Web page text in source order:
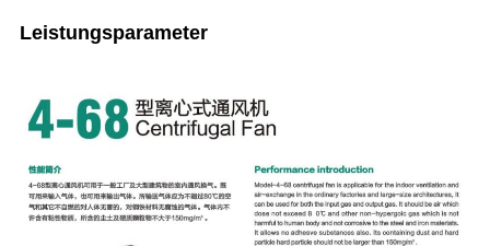
Leistungsparameter